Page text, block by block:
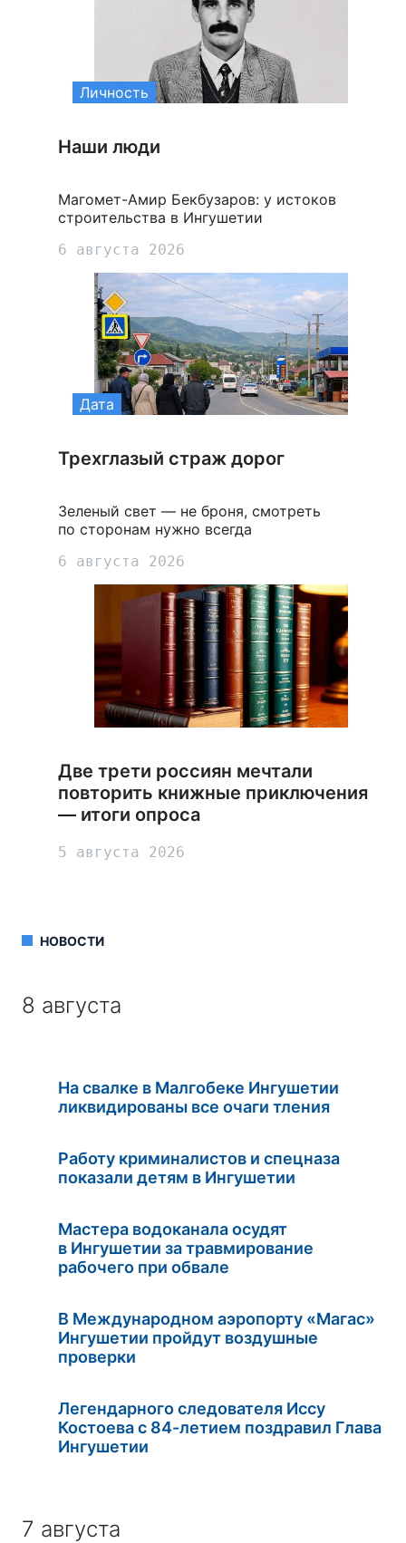
Личность
Наши люди
Магомет-Амир Бекбузаров: у истоков
строительства в Ингушетии
6 августа 2026
Дата
Трехглазый страж дорог
Зеленый свет — не броня, смотреть
по сторонам нужно всегда
6 августа 2026
Две трети россиян мечтали
повторить книжные приключения
— итоги опроса
5 августа 2026
НОВОСТИ
8 августа
На свалке в Малгобеке Ингушетии
ликвидированы все очаги тления
Работу криминалистов и спецназа
показали детям в Ингушетии
Мастера водоканала осудят
в Ингушетии за травмирование
рабочего при обвале
В Международном аэропорту «Магас»
Ингушетии пройдут воздушные
проверки
Легендарного следователя Иссу
Костоева с 84-летием поздравил Глава
Ингушетии
7 августа